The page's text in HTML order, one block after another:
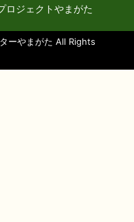
ロジェクトやまがた
ーやまがた All Rights